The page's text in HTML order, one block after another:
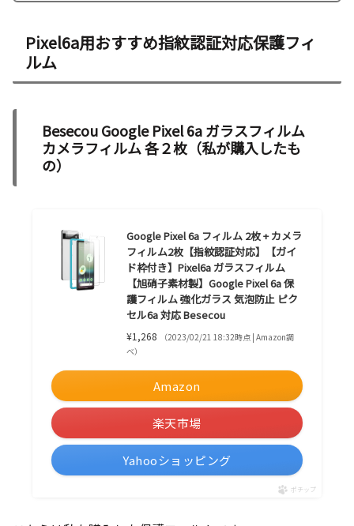
Pixel6a用おすすめ指紋認証対応保護フィ
ルム
Besecou Google Pixel 6a ガラスフィルム
カメラフィルム 各２枚（私が購入したも
の）
Google Pixel 6a フィルム 2枚 + カメラ
フィルム2枚【指紋認証対応】【ガイ
ド枠付き】Pixel6a ガラスフィルム
【旭硝子素材製】Google Pixel 6a 保
護フィルム 強化ガラス 気泡防止 ピク
セル6a 対応 Besecou
¥1,268
（2023/02/21 18:32時点 | Amazon調
べ）
Amazon
楽天市場
Yahooショッピング
ポチップ